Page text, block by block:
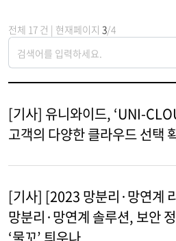
전체 17 건 | 현재페이지 3/4
[기사] 유니와이드, ‘UNI-
고객의 다양한 클라우드 선택
[기사] [2023 망분리·망연계
망분리·망연계 솔루션, 보안